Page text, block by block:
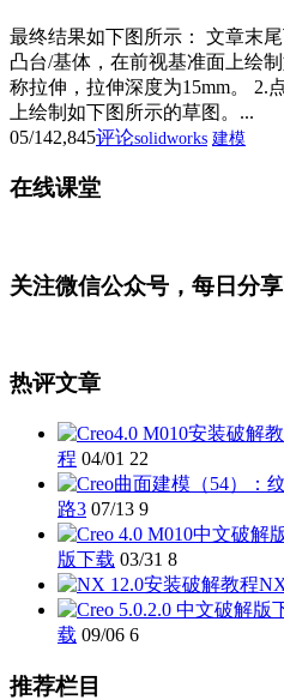
最终结果如下图所示： 文章末
凸台/基体，在前视基准面上绘
称拉伸，拉伸深度为15mm。 2.
上绘制如下图所示的草图。...
05/142,845评论solidworks 建模
在线课堂
关注微信公众号，每日分
热评文章
程 04/01 22
路3 07/13 9
版下载 03/31 8
载 09/06 6
推荐栏目